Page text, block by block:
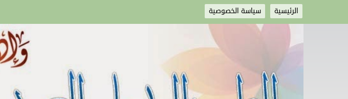
الرئيسية سياسة الخصوصية